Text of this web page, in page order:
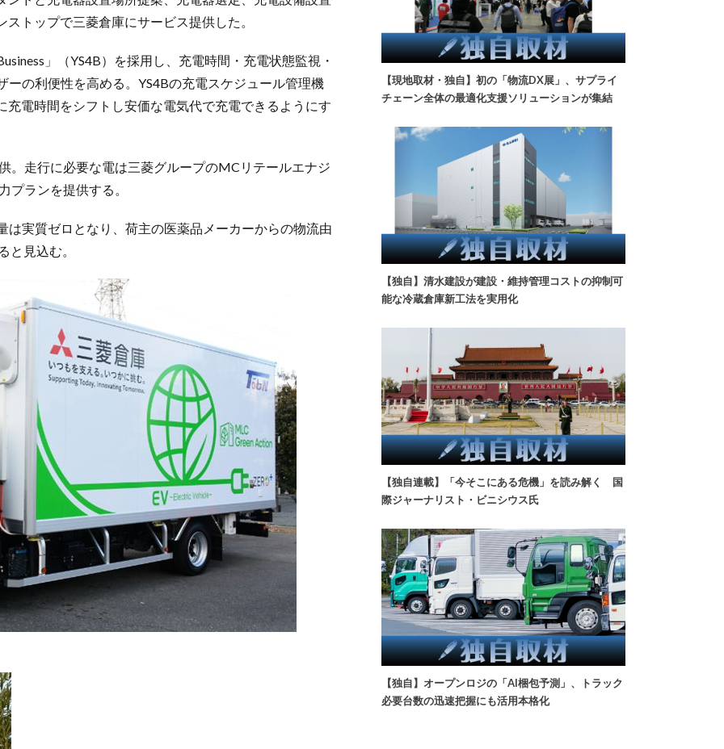
トップで三菱倉庫にサービス提供した。
」（YS4B）を採用し、充電時間・充電状態監視・
の利便性を高める。YS4Bの充電スケジュール管理機
電時間をシフトし安価な電気代で充電できるようにす
。走行に必要な電は三菱グループのMCリテールエナジ
プランを提供する。
実質ゼロとなり、荷主の医薬品メーカーからの物流由
と見込む。
【現地取材・独自】初の「物流DX展」、サプライ
チェーン全体の最適化支援ソリューションが集結
【独自】清水建設が建設・維持管理コストの抑制可
能な冷蔵倉庫新工法を実用化
【独自連載】「今そこにある危機」を読み解く 国
際ジャーナリスト・ビニシウス氏
【独自】オープンロジの「AI梱包予測」、トラック
必要台数の迅速把握にも活用本格化